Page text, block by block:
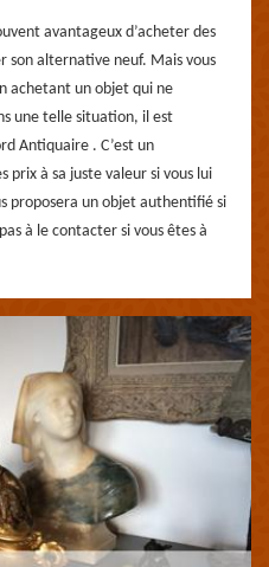
avantageux d’acheter des
son alternative neuf. Mais vous
achetant un objet qui ne
une telle situation, il est
Antiquaire . C’est un
prix à sa juste valeur si vous lui
proposera un objet authentifié si
à le contacter si vous êtes à